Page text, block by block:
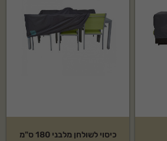
כיסוי לשולחן מלבני 180 ס"מ